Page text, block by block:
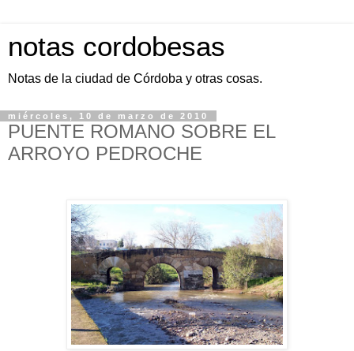
notas cordobesas
Notas de la ciudad de Córdoba y otras cosas.
miércoles, 10 de marzo de 2010
PUENTE ROMANO SOBRE EL
ARROYO PEDROCHE